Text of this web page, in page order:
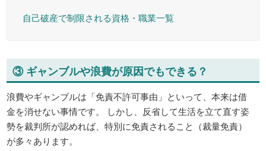
自己破産で制限される資格・職業一覧
③ ギャンブルや浪費が原因でもできる？
浪費やギャンブルは「免責不許可事由」といって、本来は借
金を消せない事情です。 しかし、反省して生活を立て直す姿
勢を裁判所が認めれば、特別に免責されること（裁量免責）
が多々あります。